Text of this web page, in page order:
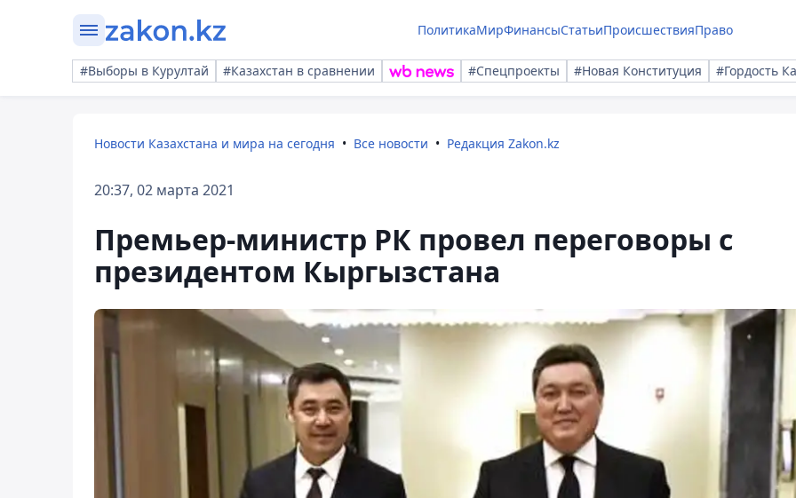
ПолитикаМирФинансыСтатьиПроисшествияПраво
#Выборы в Курултай #Казахстан в сравнении #Спецпроекты #Новая Конституция #Гордость
Новости Казахстана и мира на сегодня Все новости Редакция Zakon.kz
20:37, 02 марта 2021
Премьер-министр РК провел переговоры с
президентом Кыргызстана